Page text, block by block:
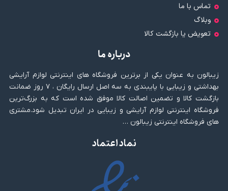
تماس با ما
وبلاگ
تعویض یا بازگشت کالا
درباره ما
زیبالون به عنوان یکی از برترین فروشگاه های اینترنتی لوازم آرایشی
بهداشتی و زیبایی با پایبندی به سه اصل ارسال رایگان ، ۷ روز ضمانت
بازگشت کالا و تضمین اصالت کالا موفق شده است که به بزرگ‌ترین
فروشگاه اینترنتی لوازم آرایشی و زیبایی در ایران تبدیل شود.مشتری
های فروشگاه اینترنتی زیبالون …
نماد اعتماد